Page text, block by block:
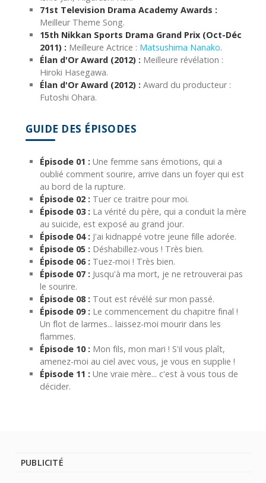
71st Television Drama Academy Awards :
Meilleur Theme Song.
15th Nikkan Sports Drama Grand Prix (Oct-Déc
2011) : Meilleure Actrice : Matsushima Nanako.
Élan d'Or Award (2012) : Meilleure révélation :
Hiroki Hasegawa.
Élan d'Or Award (2012) : Award du producteur :
Futoshi Ohara.
GUIDE DES ÉPISODES
Épisode 01 : Une femme sans émotions, qui a
oublié comment sourire, arrive dans un foyer qui est
au bord de la rupture.
Épisode 02 : Tuer ce traitre pour moi.
Épisode 03 : La vérité du père, qui a conduit la mère
au suicide, est exposé au grand jour.
Épisode 04 : J'ai kidnappé votre jeune fille adorée.
Épisode 05 : Déshabillez-vous ! Très bien.
Épisode 06 : Tuez-moi ! Très bien.
Épisode 07 : Jusqu'à ma mort, je ne retrouverai pas
le sourire.
Épisode 08 : Tout est révélé sur mon passé.
Épisode 09 : Le commencement du chapitre final !
Un flot de larmes... laissez-moi mourir dans les
flammes.
Épisode 10 : Mon fils, mon mari ! S'il vous plaît,
amenez-moi au ciel avec vous, je vous en supplie !
Épisode 11 : Une vraie mère... c'est à vous tous de
décider.
PUBLICITÉ